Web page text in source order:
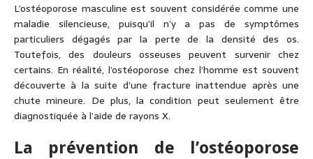
L’ostéoporose masculine est souvent considérée comme une
maladie silencieuse, puisqu’il n’y a pas de symptômes
particuliers dégagés par la perte de la densité des os.
Toutefois, des douleurs osseuses peuvent survenir chez
certains. En réalité, l’ostéoporose chez l’homme est souvent
découverte à la suite d’une fracture inattendue après une
chute mineure. De plus, la condition peut seulement être
diagnostiquée à l’aide de rayons X.
La prévention de l’ostéoporose